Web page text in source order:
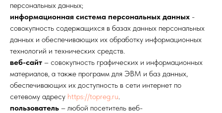
персональных данных;
информационная система персональных данных -
совокупность содержащихся в базах данных персональных
данных и обеспечивающих их обработку информационных
технологий и технических средств.
веб-сайт – совокупность графических и информационных
материалов, а также программ для ЭВМ и баз данных,
обеспечивающих их доступность в сети интернет по
сетевому адресу https://topreg.ru.
пользователь – любой посетитель веб-